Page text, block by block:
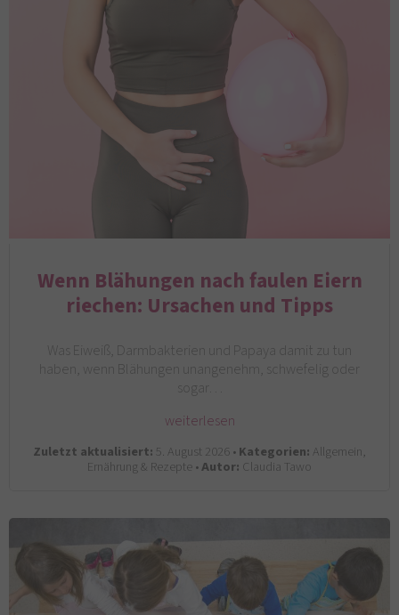
Wenn Blähungen nach faulen Eiern
riechen: Ursachen und Tipps
Was Eiweiß, Darmbakterien und Papaya damit zu tun
haben, wenn Blähungen unangenehm, schwefelig oder
sogar…
weiterlesen
Zuletzt aktualisiert: 5. August 2026 •Kategorien: Allgemein,
Ernährung & Rezepte •Autor: Claudia Tawo